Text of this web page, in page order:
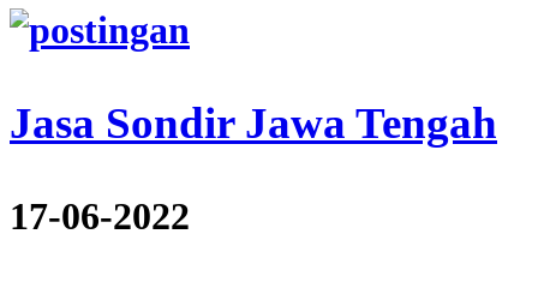
Jasa Sondir Jawa Tengah
17-06-2022